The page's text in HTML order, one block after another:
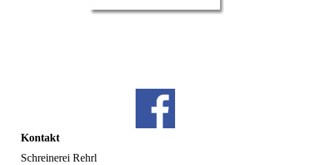
Kontakt
Schreinerei Rehrl